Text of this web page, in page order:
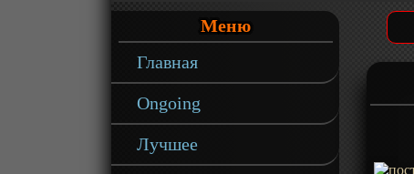
Меню
Главная
Ongoing
Лучшее